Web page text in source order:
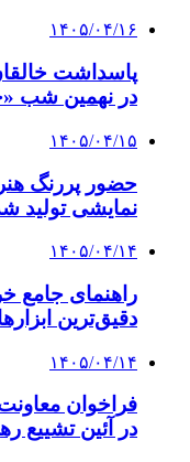
۱۴۰۵/۰۴/۱۶
پاسداشت
در نهمین شب
۱۴۰۵/۰۴/۱۵
نمایشی تولید
۱۴۰۵/۰۴/۱۴
راهنمای جامع
دقیق‌ترین
۱۴۰۵/۰۴/۱۴
فراخوان
در آئین تشییع